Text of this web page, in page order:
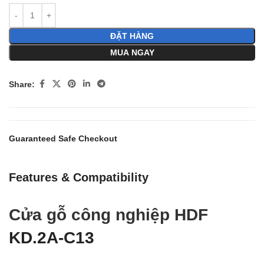
ĐẶT HÀNG
MUA NGAY
Share:
Guaranteed Safe Checkout
Features & Compatibility
Cửa gỗ công nghiệp HDF
KD.2A-C13